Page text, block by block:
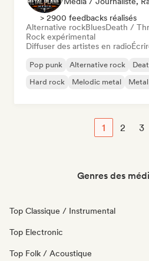
> 2900 feedbacks réalisés
Alternative rockBluesDeath /
Rock expérimental
Diffuser des artistes en radio
Pop punk Alternative rock
Hard rock
Melodic metal
1 2 3
Genres des
Top Classique / Instrumental
Top Electronic
Top Folk / Acoustique